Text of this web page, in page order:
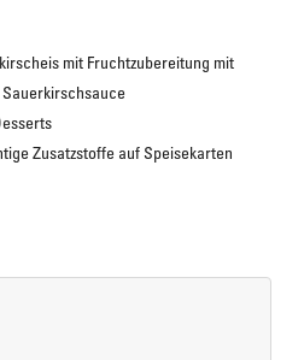
mit Fruchtzubereitung mit
Zusatzstoffe auf Speisekarten